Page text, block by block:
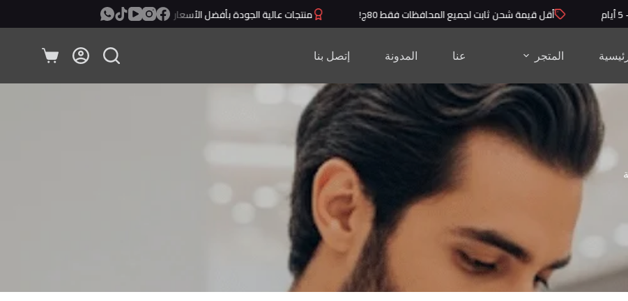
أقل قيمة شحن ثابت لجميع المحافظات فقط 80ج! منتجات عالية الجودة بأفضل الأسعار معاينة ودفع عند الإستلام!
المتجر عنا المدونة إتصل بنا
عربة